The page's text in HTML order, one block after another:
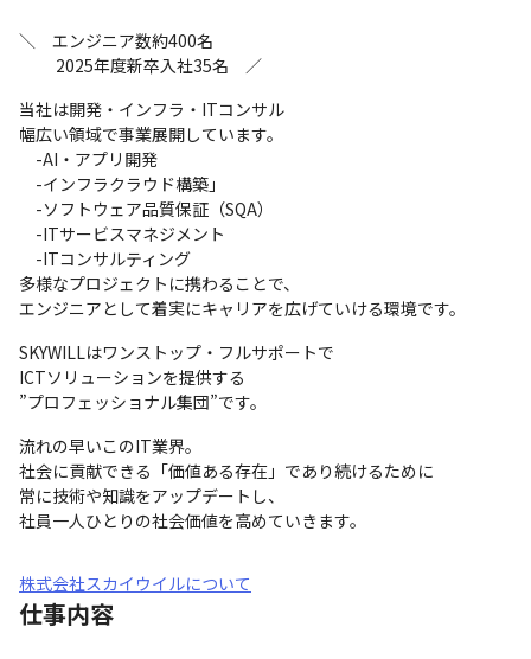
＼　エンジニア数約400名
2025年度新卒入社35名　／
当社は開発・インフラ・ITコンサル
幅広い領域で事業展開しています。
-AI・アプリ開発
-インフラクラウド構築」
-ソフトウェア品質保証（SQA）
-ITサービスマネジメント
-ITコンサルティング
多様なプロジェクトに携わることで、
エンジニアとして着実にキャリアを広げていける環境です。
SKYWILLはワンストップ・フルサポートで
ICTソリューションを提供する
”プロフェッショナル集団”です。
流れの早いこのIT業界。
社会に貢献できる「価値ある存在」であり続けるために
常に技術や知識をアップデートし、
社員一人ひとりの社会価値を高めていきます。
株式会社スカイウイルについて
仕事内容